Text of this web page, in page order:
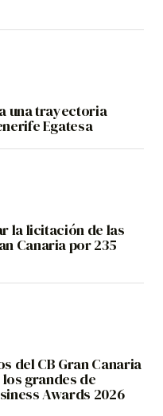
una trayectoria
Egatesa
la licitación de las
Canaria por 235
del CB Gran Canaria
grandes de
Awards 2026